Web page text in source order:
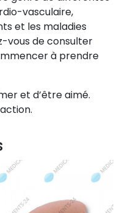
vasculaire,
et les maladies
vous de consulter
à prendre
et d’être aimé.